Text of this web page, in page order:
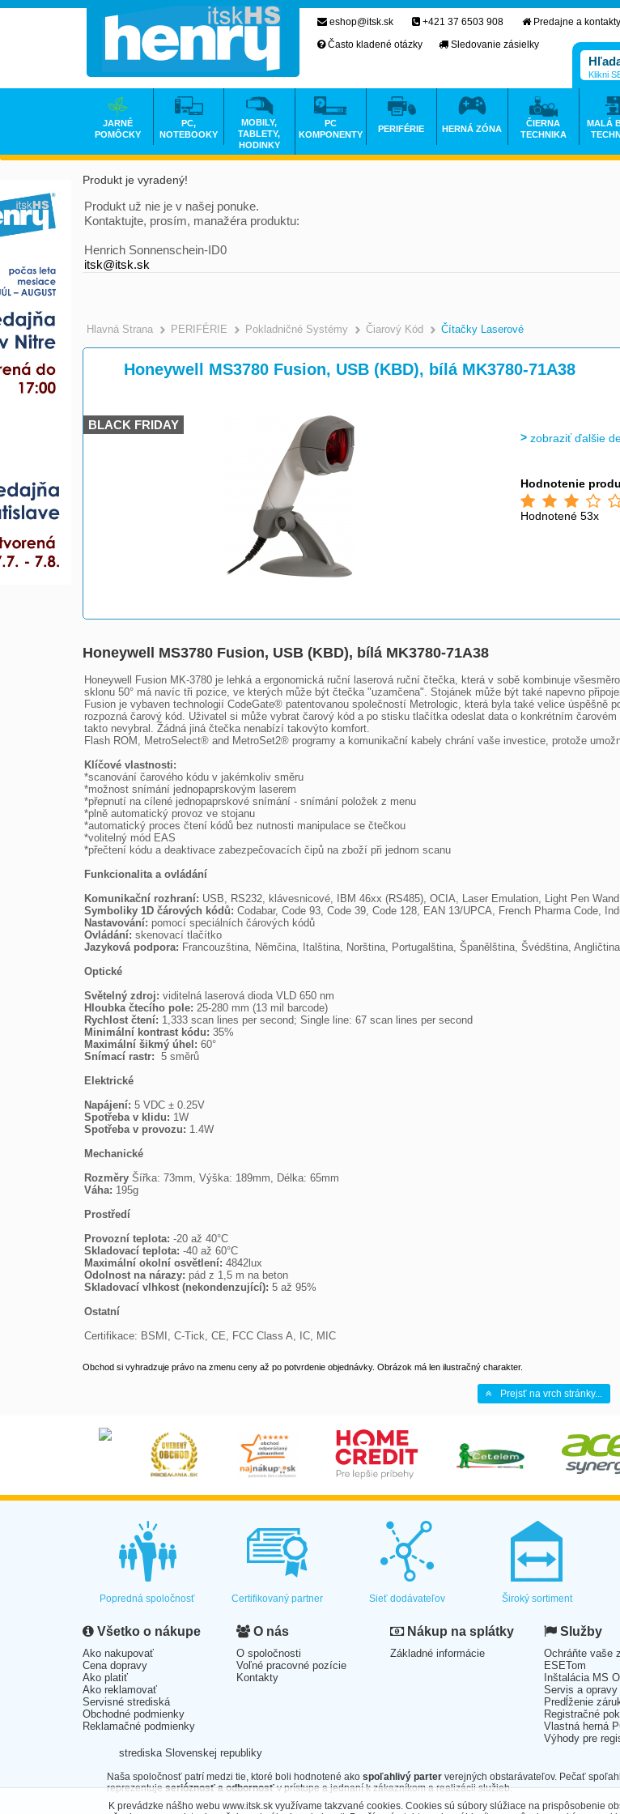
Produkt je vyradený!
Produkt už nie je v našej ponuke.
Kontaktujte, prosím, manažéra produktu:
Henrich Sonnenschein-ID0
itsk@itsk.sk
Hlavná Strana >
PERIFÉRIE >
Pokladničné Systémy >
Čiarový Kód >
Čítačky Laserové
Honeywell MS3780 Fusion, USB (KBD), bílá MK3780-71A38
BLACK FRIDAY
zobraziť ďalšie
Hodnotenie
Hodnotené 53x
Honeywell MS3780 Fusion, USB (KBD), bílá MK3780-71A38
Honeywell Fusion MK-3780 je lehká a ergonomická ruční laserová ruční čtečka, která v sobě kombinuje
sklonu 50° má navíc tři pozice, ve kterých může být čtečka "uzamčena". Stojánek může být také napevno
Fusion je vybaven technologií CodeGate® patentovanou společností Metrologic, která byla také velice úspěšně
rozpozná čarový kód. Uživatel si může vybrat čarový kód a po stisku tlačítka odeslat data o konkrétním
takto nevybral. Žádná jiná čtečka nenabízí takovýto komfort.
Flash ROM, MetroSelect® and MetroSet2® programy a komunikační kabely chrání vaše investice, protože
Klíčové vlastnosti:
*scanování čarového kódu v jakémkoliv směru
*možnost snímání jednopaprskovým laserem
*přepnutí na cílené jednopaprskové snímání - snímání položek z menu
*plně automatický provoz ve stojanu
*automatický proces čtení kódů bez nutnosti manipulace se čtečkou
*volitelný mód EAS
*přečtení kódu a deaktivace zabezpečovacích čipů na zboží při jednom scanu
Funkcionalita a ovládání
Komunikační rozhraní:
Symboliky 1D čárových kódů:
Nastavování:
Ovládání:
Jazyková podpora: Francouzština, Němčina, Italština, Norština, Portugalština, Španělština, Švédština,
Optické
Světelný zdroj:
Hloubka čtecího pole:
Rychlost čtení:
Minimální kontrast kódu:
Maximální šikmý úhel:
Snímací rastr: 5 směrů
Elektrické
Napájení:
Spotřeba v klidu:
Spotřeba v provozu: 1.4W
Mechanické
Rozměry
Váha: 195g
Prostředí
Provozní teplota:
Skladovací teplota:
Maximální okolní osvětlení:
Odolnost na nárazy:
Skladovací vlhkost (nekondenzující): 5 až 95%
Ostatní
Certifikace: BSMI, C-Tick, CE, FCC Class A, IC, MIC
Obchod si vyhradzuje právo na zmenu ceny až po potvrdenie objednávky. Obrázok má len ilustračný charakter.
Prejsť na vrch stránky...
eshop@itsk.sk +421 37 6503 908
Predajne a kontakty
Často kladené otázky
Sledovanie zásielky
Klikni
JARNÉ
POMÔCKY
PC,
NOTEBOOKY
MOBILY,
TABLETY,
HODINKY
PC
KOMPONENTY
PERIFÉRIE HERNÁ ZÓNA
ČIERNA
TECHNIKA
MALÁ
Popredná spoločnosť Certifikovaný partner Sieť dodávateľov Široký sortiment
Všetko o nákupe
Ako nakupovať
Cena dopravy
Ako platiť
Ako reklamovať
Servisné strediská
Obchodné podmienky
Reklamačné podmienky
O nás
O spoločnosti
Voľné pracovné pozície
Kontakty
Nákup na splátky
Základné informácie
Služby
Ochráňte vaše
ESETom
Inštalácia MS
Servis a
Predĺženie
Registračné
Vlastná herná
Výhody pre
strediska Slovenskej republiky
Naša spoločnosť patrí medzi tie, ktoré boli hodnotené ako spoľahlivý parter verejných obstarávateľov. Pečať
reprezentujeserióznosť a odbornosťv prístupe a jednaní k zákazníkom a realizácii služieb.
K prevádzke nášho webu www.itsk.sk využívame takzvané cookies. Cookies sú súbory slúžiace na prispôsobenie